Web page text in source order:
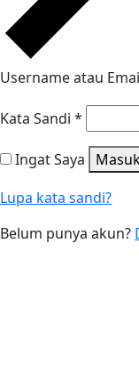
Username atau
Kata Sandi *
Ingat Saya
Lupa kata sandi?
Belum punya akun?